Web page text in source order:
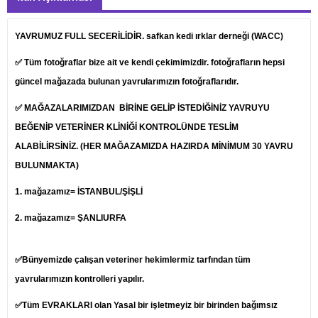
YAVRUMUZ FULL SECERİLİDİR. safkan kedi ırklar derneği (WACC)
✅ Tüm fotoğraflar bize ait ve kendi çekimimizdir. fotoğrafların hepsi
güncel mağazada bulunan yavrularımızın fotoğraflarıdır.
✅ MAĞAZALARIMIZDAN BİRİNE GELİP İSTEDİĞİNİZ YAVRUYU
BEĞENİP VETERİNER KLİNİĞİ KONTROLÜNDE TESLİM
ALABİLİRSİNİZ. (HER MAĞAZAMIZDA HAZIRDA MİNİMUM 30 YAVRU
BULUNMAKTA)
1. mağazamız= İSTANBUL/ŞİŞLİ
2. mağazamız= ŞANLIURFA
✅Bünyemizde çalışan veteriner hekimlermiz tarfından tüm
yavrularımızın kontrolleri yapılır.
✅Tüm EVRAKLARI olan Yasal bir işletmeyiz bir birinden bağımsız